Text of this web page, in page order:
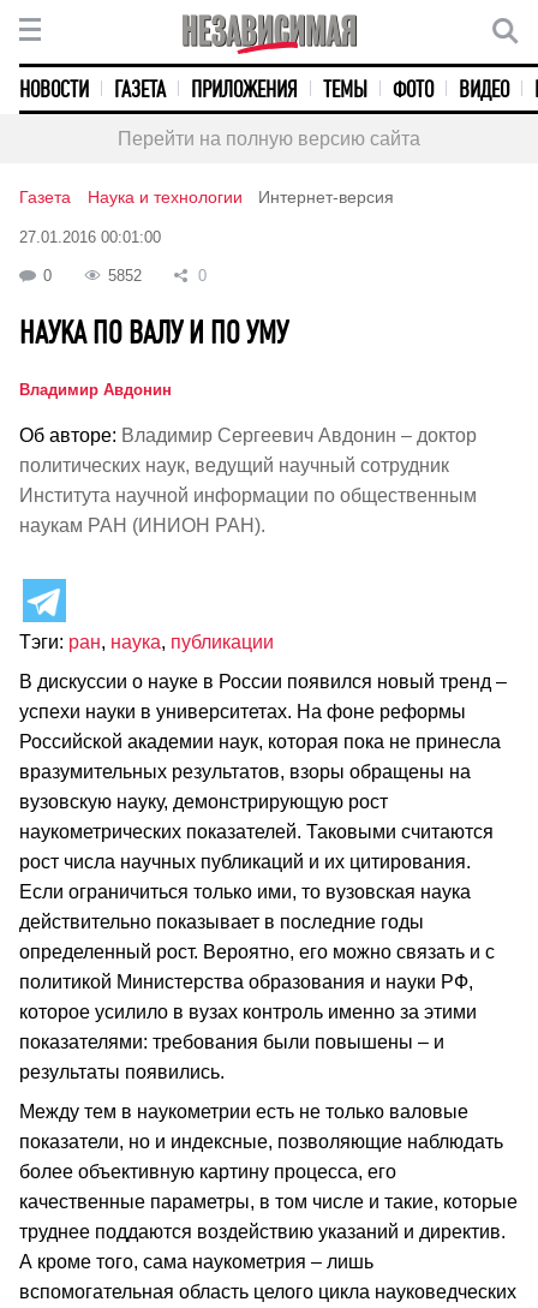
НОВОСТИ ГАЗЕТА ПРИЛОЖЕНИЯ ТЕМЫ ФОТО ВИДЕО
Перейти на полную версию сайта
Газета Наука и технологии Интернет-версия
27.01.2016 00:01:00
0 5852 0
НАУКА ПО ВАЛУ И ПО УМУ
Владимир Авдонин
Об авторе: Владимир Сергеевич Авдонин – доктор
политических наук, ведущий научный сотрудник
Института научной информации по общественным
наукам РАН (ИНИОН РАН).
Тэги: ран, наука, публикации
В дискуссии о науке в России появился новый тренд –
успехи науки в университетах. На фоне реформы
Российской академии наук, которая пока не принесла
вразумительных результатов, взоры обращены на
вузовскую науку, демонстрирующую рост
наукометрических показателей. Таковыми считаются
рост числа научных публикаций и их цитирования.
Если ограничиться только ими, то вузовская наука
действительно показывает в последние годы
определенный рост. Вероятно, его можно связать и с
политикой Министерства образования и науки РФ,
которое усилило в вузах контроль именно за этими
показателями: требования были повышены – и
результаты появились.
Между тем в наукометрии есть не только валовые
показатели, но и индексные, позволяющие наблюдать
более объективную картину процесса, его
качественные параметры, в том числе и такие, которые
труднее поддаются воздействию указаний и директив.
А кроме того, сама наукометрия – лишь
вспомогательная область целого цикла науковедческих